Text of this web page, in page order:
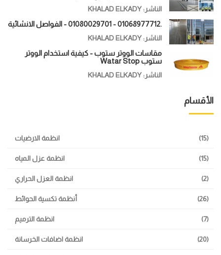
الناشر: KHALAD ELKADY
.01068977712 - 01080029701 - الفواصل الانشائية
الناشر: KHALAD ELKADY
مقاسات الووتر ستوب - كيفية استخدام الووتر
ستوب Watar Stop
الناشر: KHALAD ELKADY
الأقسام
انظمة الارضيات (15)
انظمة عزل المياه (15)
انظمة العزل الحراري (2)
أنظمة تكسية الحوائط (26)
انظمة الترميم (7)
انظمة اضافات الخرسانة (20)